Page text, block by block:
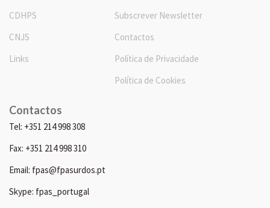
CDHPS
CNJS
Links
Subscrever Newsletter
Contactos
Política de Privacidade
Política de Cookies
Contactos
Tel: +351 214 998 308
Fax: +351 214 998 310
Email: fpas@fpasurdos.pt
Skype: fpas_portugal